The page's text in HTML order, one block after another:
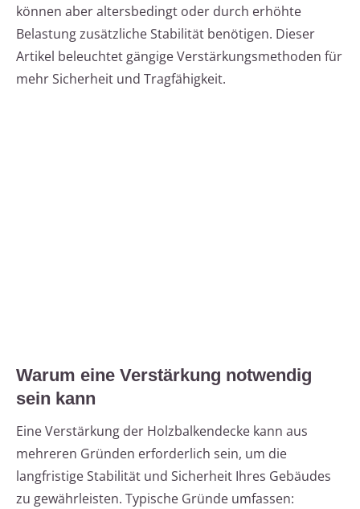
können aber altersbedingt oder durch erhöhte
Belastung zusätzliche Stabilität benötigen. Dieser
Artikel beleuchtet gängige Verstärkungsmethoden für
mehr Sicherheit und Tragfähigkeit.
Warum eine Verstärkung notwendig
sein kann
Eine Verstärkung der Holzbalkendecke kann aus
mehreren Gründen erforderlich sein, um die
langfristige Stabilität und Sicherheit Ihres Gebäudes
zu gewährleisten. Typische Gründe umfassen: